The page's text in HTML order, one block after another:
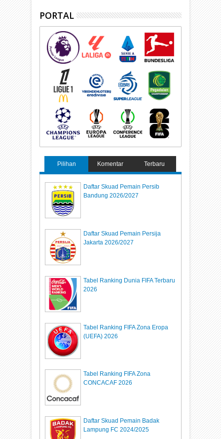
PORTAL
Pilihan Komentar Terbaru
Daftar Skuad Pemain Persib
Bandung 2026/2027
Daftar Skuad Pemain Persija
Jakarta 2026/2027
Tabel Ranking Dunia FIFA Terbaru
2026
Tabel Ranking FIFA Zona Eropa
(UEFA) 2026
Tabel Ranking FIFA Zona
CONCACAF 2026
Daftar Skuad Pemain Badak
Lampung FC 2024/2025